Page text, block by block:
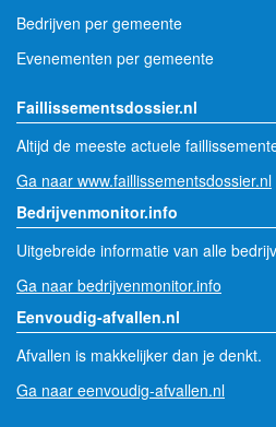
Bedrijven per gemeente
Evenementen per gemeente
Faillissementsdossier.nl
Altijd de meeste actuele
Ga naar www.faillissementsdossier.nl
Bedrijvenmonitor.info
Uitgebreide informatie van alle
Ga naar bedrijvenmonitor.info
Eenvoudig-afvallen.nl
Afvallen is makkelijker dan je denkt.
Ga naar eenvoudig-afvallen.nl